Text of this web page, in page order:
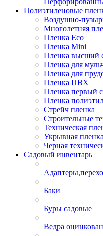
Полиэтиленовые
Воздушно-
Многолетняя
Пленка Eco
Пленка Mini
Пленка высший
Пленка для
Пленка для
Пленка ПВХ
Пленка первый
Пленка
Стрейч пленка
Строительные
Техническая
Укрывная пленка
Черная
Садовый инвентарь
Баки
Буры садовые
Ведра